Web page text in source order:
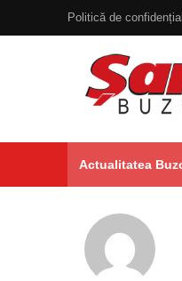
Politică de
Actualitatea